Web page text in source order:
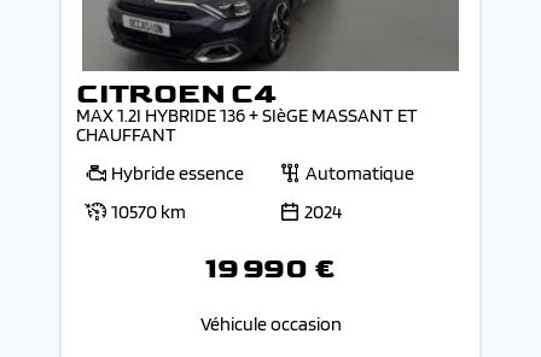
CITROEN C4
MAX 1.2I HYBRIDE 136 + SIèGE MASSANT ET
CHAUFFANT
Hybride essence
Automatique
10570 km
2024
19 990 €
Véhicule occasion